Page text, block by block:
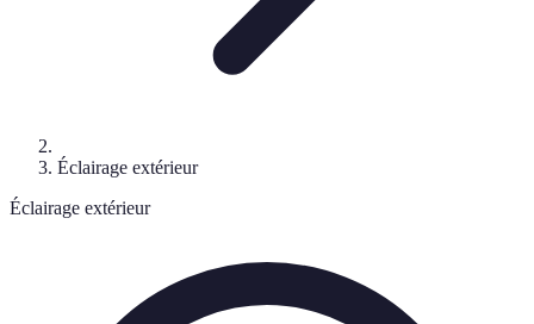
Éclairage extérieur
Éclairage extérieur